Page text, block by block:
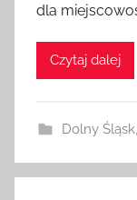
dla
Czytaj dalej
Dolny Śląsk,